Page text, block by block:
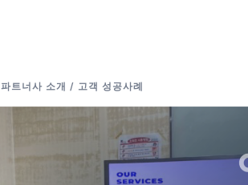
파트너사 소개 / 고객 성공사례